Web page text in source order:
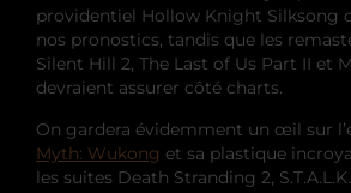
providentiel Hollow Knight Silksong
nos pronostics, tandis que les
Silent Hill 2, The Last of Us Part II et
devraient assurer côté charts.
On gardera évidemment un œil sur
Myth: Wukong et sa plastique
les suites Death Stranding 2,